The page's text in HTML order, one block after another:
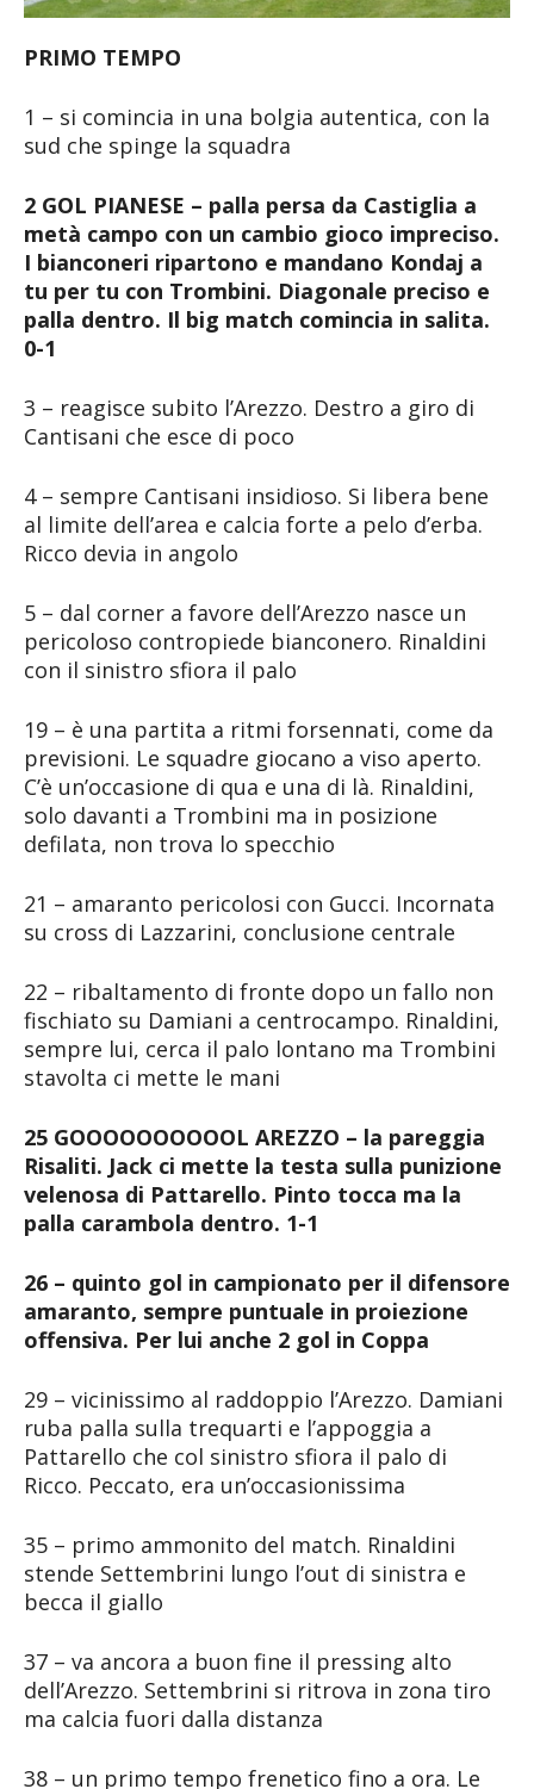
PRIMO TEMPO
1 – si comincia in una bolgia autentica, con la
sud che spinge la squadra
2 GOL PIANESE – palla persa da Castiglia a
metà campo con un cambio gioco impreciso.
I bianconeri ripartono e mandano Kondaj a
tu per tu con Trombini. Diagonale preciso e
palla dentro. Il big match comincia in salita.
0-1
3 – reagisce subito l’Arezzo. Destro a giro di
Cantisani che esce di poco
4 – sempre Cantisani insidioso. Si libera bene
al limite dell’area e calcia forte a pelo d’erba.
Ricco devia in angolo
5 – dal corner a favore dell’Arezzo nasce un
pericoloso contropiede bianconero. Rinaldini
con il sinistro sfiora il palo
19 – è una partita a ritmi forsennati, come da
previsioni. Le squadre giocano a viso aperto.
C’è un’occasione di qua e una di là. Rinaldini,
solo davanti a Trombini ma in posizione
defilata, non trova lo specchio
21 – amaranto pericolosi con Gucci. Incornata
su cross di Lazzarini, conclusione centrale
22 – ribaltamento di fronte dopo un fallo non
fischiato su Damiani a centrocampo. Rinaldini,
sempre lui, cerca il palo lontano ma Trombini
stavolta ci mette le mani
25 GOOOOOOOOOOL AREZZO – la pareggia
Risaliti. Jack ci mette la testa sulla punizione
velenosa di Pattarello. Pinto tocca ma la
palla carambola dentro. 1-1
26 – quinto gol in campionato per il difensore
amaranto, sempre puntuale in proiezione
offensiva. Per lui anche 2 gol in Coppa
29 – vicinissimo al raddoppio l’Arezzo. Damiani
ruba palla sulla trequarti e l’appoggia a
Pattarello che col sinistro sfiora il palo di
Ricco. Peccato, era un’occasionissima
35 – primo ammonito del match. Rinaldini
stende Settembrini lungo l’out di sinistra e
becca il giallo
37 – va ancora a buon fine il pressing alto
dell’Arezzo. Settembrini si ritrova in zona tiro
ma calcia fuori dalla distanza
38 – un primo tempo frenetico fino a ora. Le